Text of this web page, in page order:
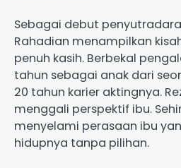
Sebagai debut
Rahadian menampilkan
penuh kasih. Berbekal
tahun sebagai anak dari
20 tahun karier aktingnya.
menggali perspektif ibu.
menyelami perasaan ibu
hidupnya tanpa pilihan.